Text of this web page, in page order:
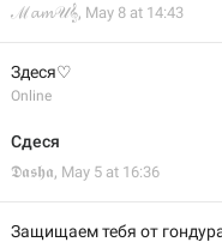
ℳ𝓪𝓶𝒰𝄞, May 8 at 14:43
Здеся♡
Online
Сдеся
𝕯𝖆𝖘𝖍𝖆, May 5 at 16:36
Защищаем тебя от